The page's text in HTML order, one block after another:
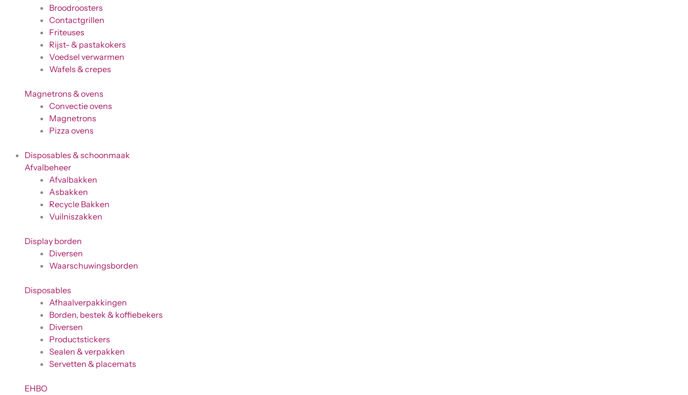
Broodroosters
Contactgrillen
Friteuses
Rijst- & pastakokers
Voedsel verwarmen
Wafels & crepes
Magnetrons & ovens
Convectie ovens
Magnetrons
Pizza ovens
Disposables & schoonmaak
Afvalbeheer
Afvalbakken
Asbakken
Recycle Bakken
Vuilniszakken
Display borden
Diversen
Waarschuwingsborden
Disposables
Afhaalverpakkingen
Borden, bestek & koffiebekers
Diversen
Productstickers
Sealen & verpakken
Servetten & placemats
EHBO